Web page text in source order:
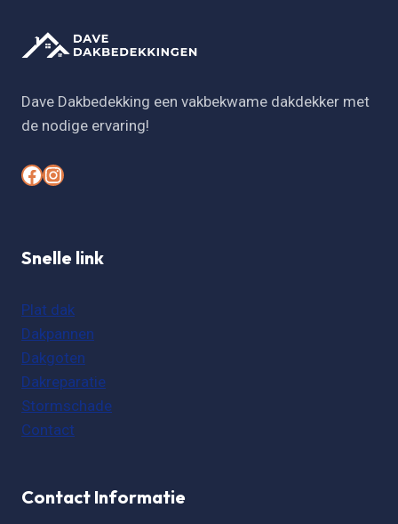
Dave Dakbedekking een vakbekwame dakdekker met
de nodige ervaring!
# #
Snelle link
Plat dak
Dakpannen
Dakgoten
Dakreparatie
Stormschade
Contact
Contact Informatie